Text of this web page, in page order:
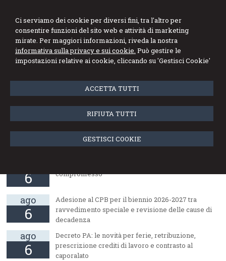
Ci serviamo dei cookie per diversi fini, tra l'altro per
consentire funzioni del sito web e attività di marketing
mirate. Per maggiori informazioni, riveda la nostra
informativa sulla privacy e sui cookie. Può gestire le
impostazioni relative ai cookie, cliccando su 'Gestisci Cookie'
ACCETTA TUTTI
RIFIUTA TUTTI
GESTISCI COOKIE
Studio Professionale
Lopedote
Dottori Commercialisti
Menu
Richiesta inviata
La sua richiesta è stata inviata correttamente
News
6
compromesso
ago
6
Adesione al CPB per il biennio 2026-2027 tra
ravvedimento speciale e revisione delle cause di
decadenza
ago
6
Decreto PA: le novità per ferie, retribuzione,
prescrizione crediti di lavoro e contrasto al
caporalato